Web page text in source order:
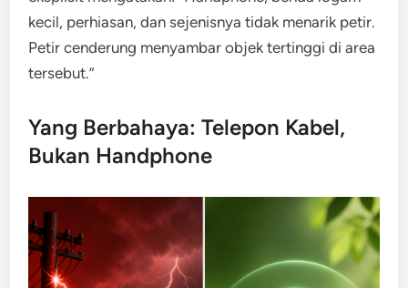
kecil, perhiasan, dan sejenisnya tidak menarik petir.
Petir cenderung menyambar objek tertinggi di area
tersebut.”
Yang Berbahaya: Telepon Kabel,
Bukan Handphone